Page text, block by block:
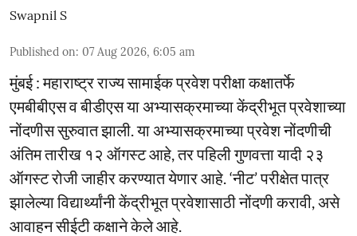
Swapnil S
Published on: 07 Aug 2026, 6:05 am
मुंबई : महाराष्ट्र राज्य सामाईक प्रवेश परीक्षा कक्षातर्फे
एमबीबीएस व बीडीएस या अभ्यासक्रमाच्या केंद्रीभूत प्रवेशाच्या
नोंदणीस सुरुवात झाली. या अभ्यासक्रमाच्या प्रवेश नोंदणीची
अंतिम तारीख १२ ऑगस्ट आहे, तर पहिली गुणवत्ता यादी २३
ऑगस्ट रोजी जाहीर करण्यात येणार आहे. ‘नीट’ परीक्षेत पात्र
झालेल्या विद्यार्थ्यांनी केंद्रीभूत प्रवेशासाठी नोंदणी करावी, असे
आवाहन सीईटी कक्षाने केले आहे.